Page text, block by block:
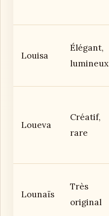
Louisa
Élégant,
lumineux
Loueva
Créatif,
rare
Lounaïs
Très
original